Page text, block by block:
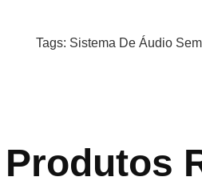
Tags: Sistema De Áudio
Produtos